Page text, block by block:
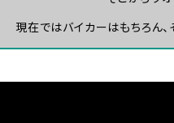
現在ではバイカーはもちろん